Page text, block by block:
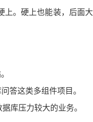
。硬上也能装，后面
答这类多组件项目。
库压力较大的业务。